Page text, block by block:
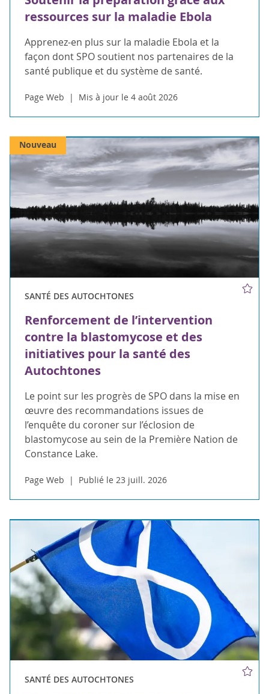
ressources sur la maladie Ebola
Apprenez-en plus sur la maladie Ebola et la
façon dont SPO soutient nos partenaires de la
santé publique et du système de santé.
Page Web Mis à jour le 4 août 2026
SANTÉ DES AUTOCHTONES
Renforcement de l’intervention
contre la blastomycose et des
initiatives pour la santé des
Autochtones
Le point sur les progrès de SPO dans la mise en
œuvre des recommandations issues de
l’enquête du coroner sur l’éclosion de
blastomycose au sein de la Première Nation de
Constance Lake.
Page Web Publié le 23 juill. 2026
Nouveau
SANTÉ DES AUTOCHTONES